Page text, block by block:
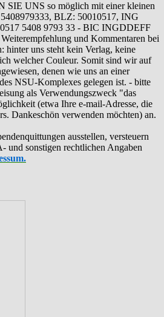
UNS so möglich mit einer kleinen
BLZ: 50010517, ING
5408 9793 33 - BIC INGDDEFF
und Kommentaren bei
hinter uns steht kein Verlag, keine
welcher Couleur. Somit sind wir auf
denen wie uns an einer
NSU-Komplexes gelegen ist. - bitte
als Verwendungszweck "das
(etwa Ihre e-mail-Adresse, die
Dankeschön verwenden möchten) an.
ausstellen, versteuern
und sonstigen rechtlichen Angaben